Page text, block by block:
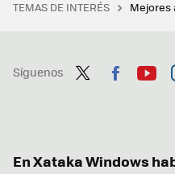
TEMAS DE INTERÉS Mejores
Síguenos
En Xataka Windows